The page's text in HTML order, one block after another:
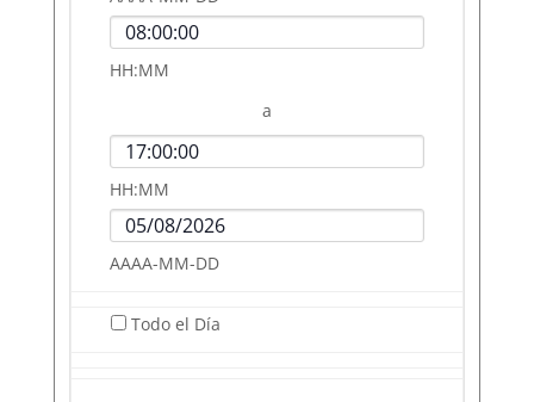
Inicio
HH:MM
a
Hora
de
Finalización
HH:MMFecha
de
Finalización
AAAA-MM-DD
Todo el Día